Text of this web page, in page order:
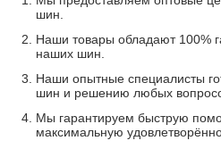
шин.
Наши товары обладают 100%
наших шин.
Наши опытные специалисты
шин и решению любых
Мы гарантируем быструю
максимальную